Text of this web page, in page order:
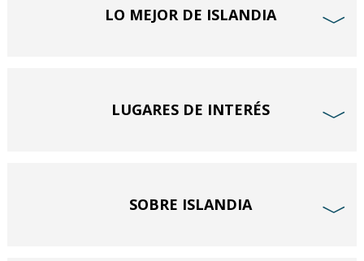
LO MEJOR DE ISLANDIA ﹀
LUGARES DE INTERÉS ﹀
SOBRE ISLANDIA ﹀